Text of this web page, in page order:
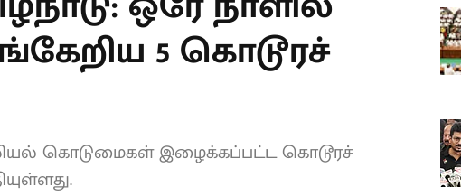
5 கொடூரச்
கொடுமைகள் இழைக்கப்பட்ட கொடூரச்